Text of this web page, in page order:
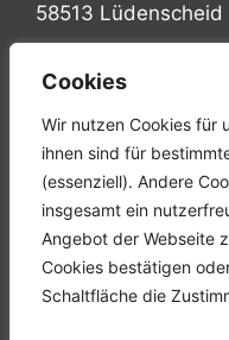
Cookies
Wir nutzen Cookies für
ihnen sind für
(essenziell). Andere
insgesamt ein
Angebot der Webseite
Cookies bestätigen
Schaltfläche die
58513 Lüdenscheid
Tel.: +49 (0) 2351
Mail: info@hgh-
Startseite
Unternehmen
Karriere
Downloads